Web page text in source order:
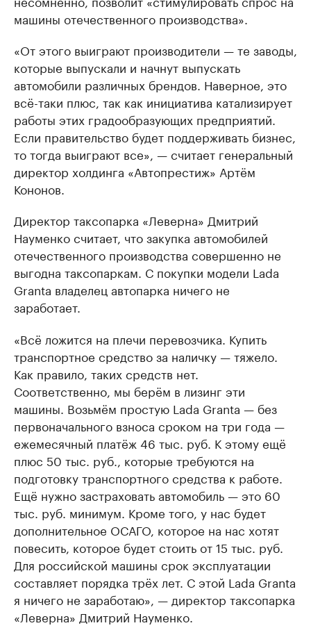
машины отечественного производства».
«От этого выиграют производители — те заводы,
которые выпускали и начнут выпускать
автомобили различных брендов. Наверное, это
всё-таки плюс, так как инициатива катализирует
работы этих градообразующих предприятий.
Если правительство будет поддерживать бизнес,
то тогда выиграют все», — считает генеральный
директор холдинга «Автопрестиж» Артём
Кононов.
Директор таксопарка «Леверна» Дмитрий
Науменко считает, что закупка автомобилей
отечественного производства совершенно не
выгодна таксопаркам. С покупки модели Lada
Granta владелец автопарка ничего не
заработает.
«Всё ложится на плечи перевозчика. Купить
транспортное средство за наличку — тяжело.
Как правило, таких средств нет.
Соответственно, мы берём в лизинг эти
машины. Возьмём простую Lada Granta — без
первоначального взноса сроком на три года —
ежемесячный платёж 46 тыс. руб. К этому ещё
плюс 50 тыс. руб., которые требуются на
подготовку транспортного средства к работе.
Ещё нужно застраховать автомобиль — это 60
тыс. руб. минимум. Кроме того, у нас будет
дополнительное ОСАГО, которое на нас хотят
повесить, которое будет стоить от 15 тыс. руб.
Для российской машины срок эксплуатации
составляет порядка трёх лет. С этой Lada Granta
я ничего не заработаю», — директор таксопарка
«Леверна» Дмитрий Науменко.